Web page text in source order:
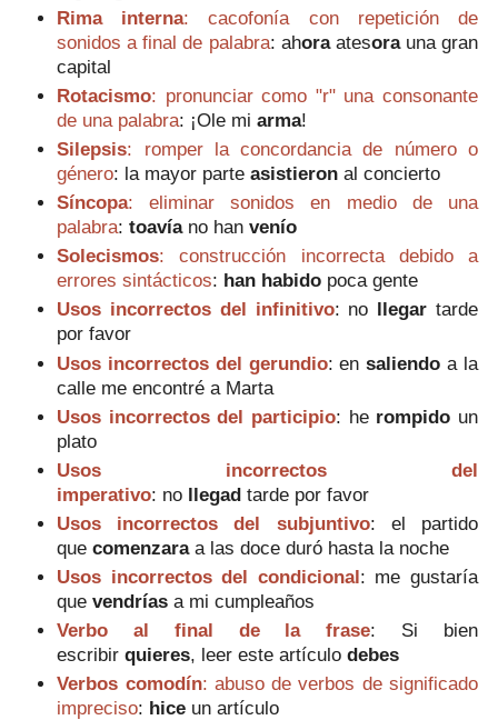
Rima interna: cacofonía con repetición de
sonidos a final de palabra: ahoraatesorauna gran
capital
Rotacismo: pronunciar como "r" una consonante
de una palabra: ¡Ole mi arma!
Silepsis: romper la concordancia de número o
género: la mayor parteasistieronal concierto
Síncopa: eliminar sonidos en medio de una
palabra:toavía no han venío
Solecismos: construcción incorrecta debido a
errores sintácticos: han habido poca gente
Usos incorrectos del infinitivo: no llegar tarde
por favor
Usos incorrectos del gerundio: ensaliendo a la
calle me encontré a Marta
Usos incorrectos del participio: he rompido un
plato
Usos incorrectos del
imperativo: no llegadtarde por favor
Usos incorrectos del subjuntivo: el partido
quecomenzaraa las doce duró hasta la noche
Usos incorrectos del condicional: me gustaría
quevendríasa mi cumpleaños
Verbo al final de la frase: Si bien
escribir quieres, leer este artículo debes
Verbos comodín: abuso de verbos de significado
impreciso: hice un artículo